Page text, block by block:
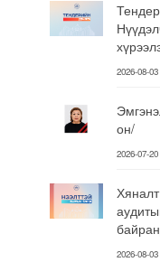
2026-08-03
он/
2026-07-20
2026-08-03